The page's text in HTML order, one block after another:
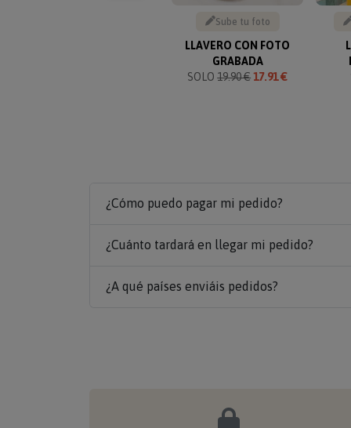
Sube tu foto
LLAVERO CON FOTO
GRABADA
SOLO19.90 €17.91 €
¿Cómo puedo pagar mi pedido?
¿Cuánto tardará en llegar mi pedido?
¿A qué países enviáis pedidos?